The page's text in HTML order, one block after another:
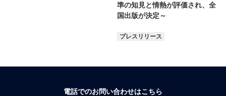
準の知見と情熱が評価され、全
国出版が決定～
プレスリリース
電話でのお問い合わせはこちら